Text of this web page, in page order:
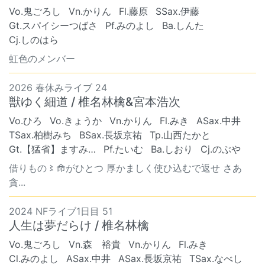
Vo.鬼ごろし Vn.かりん Fl.藤原
SSax.伊藤
Gt.スパイシーつばさ
Pf.みのよし
Ba.しんた
Cj.しのはら
虹色のメンバー
2026 春休みライブ 24
獣ゆく細道 / 椎名林檎&宮本浩次
Vo.ひろ Vo.きょうか Vn.かりん Fl.みき
ASax.中井
TSax.柏樹みち
BSax.長坂京祐
Tp.山西たかと
Gt.【猛省】ますみ…
Pf.たいむ Ba.しおり
Cj.のぶや
借りもの〻命がひとつ 厚かましく使ひ込むで返せ さあ
貪...
2024 NFライブ1日目 51
人生は夢だらけ / 椎名林檎
Vo.鬼ごろし Vn.森 裕貴 Vn.かりん
Fl.みき
Cl.みのよし
ASax.中井 ASax.長坂京祐
TSax.なべし